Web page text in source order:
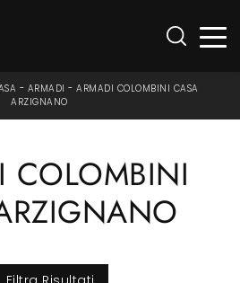
- ARMADI - ARMADI COLOMBINI CASA
ARZIGNANO
COLOMBINI